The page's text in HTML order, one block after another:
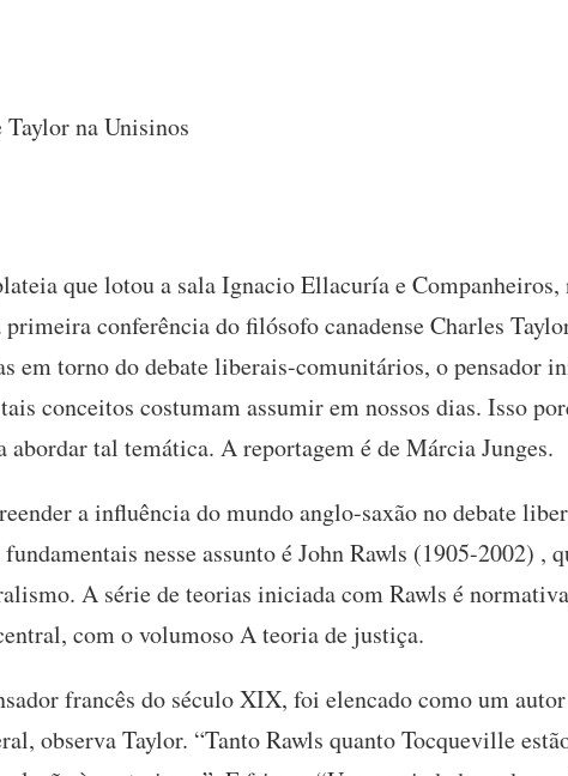
Taylor na Unisinos
que lotou a sala Ignacio Ellacuría e
conferência do filósofo canadense Charles
em torno do debate liberais-comunitários, o pensador
conceitos costumam assumir em nossos dias. Isso
abordar tal temática. A reportagem é de Márcia Junges.
a influência do mundo anglo-saxão no debate
nesse assunto é John Rawls (1905-2002) ,
A série de teorias iniciada com Rawls é
com o volumoso A teoria de justiça.
francês do século XIX, foi elencado como um
observa Taylor. “Tanto Rawls quanto Tocqueville